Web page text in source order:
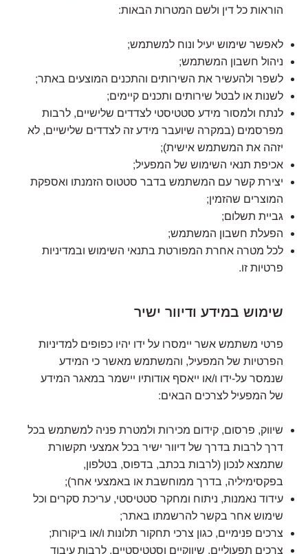
הוראות כל דין ולשם המטרות הבאות:
לאפשר שימוש יעיל ונוח למשתמש;
ניהול חשבון המשתמש;
לשפר ולהעשיר את השירותים והתכנים המוצעים באתר;
לשנות או לבטל שירותים ותכנים קיימים;
לנתח ולמסור מידע סטטיסטי לצדדים שלישיים, לרבות
מפרסמים (במקרה שיועבר מידע זה לצדדים שלישיים, לא
יזהה את המשתמש אישית);
אכיפת תנאי השימוש של המפעיל;
יצירת קשר עם המשתמש בדבר סטטוס הזמנתו ואספקת
המוצרים שהזמין;
גביית תשלום;
הפעלת חשבון המשתמש;
לכל מטרה אחרת המפורטת בתנאי השימוש ובמדיניות
פרטיות זו.
שימוש במידע ודיוור ישיר
פרטי משתמש אשר יימסרו על ידו יהיו כפופים למדיניות
הפרטיות של המפעיל, והמשתמש מאשר כי המידע
שנמסר על-ידו ו/או ייאסף אודותיו יישמר במאגר המידע
של המפעיל לצרכים הבאים:
שיווק, פרסום, קידום מכירות ולמטרת פניה למשתמש בכל
דרך לרבות בדרך של דיוור ישיר בכל אמצעי תקשורת
שתמצא לנכון (לרבות בכתב, בדפוס, בטלפון,
בפקסימיליה, בדרך ממוחשבת או באמצעי אחר);
עידוד נאמנות, ניתוח ומחקר סטטיסטי, עריכת סקרים וכל
שימוש אחר בקשר להרשמתו באתר;
צרכים פנימיים, כגון צרכי תחקור תלונות ו/או ביקורות;
צרכים תפעוליים, שיווקיים וסטטיסטיים, לרבות עיבוד